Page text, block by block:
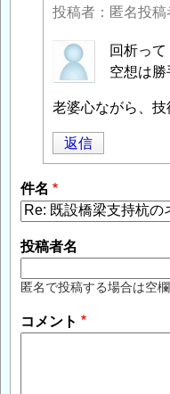
投稿者 匿名投稿
匿
名
稿
者
に
る
「Re:
既
橋
支
回析って
空想は
老婆心ながら、技
返信
件名
投稿者名
匿名で投稿する場合は空
コメント